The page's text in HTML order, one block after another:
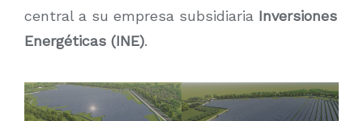
central a su empresa subsidiaria Inversiones
Energéticas (INE).